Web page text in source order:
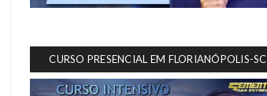
CURSO PRESENCIAL EM FLORIANÓPOLIS-SC